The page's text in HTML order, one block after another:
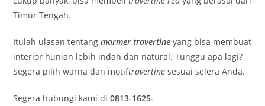
Timur Tengah.
Itulah ulasan tentangmarmer travertine yang bisa membuat
interior hunian lebih indah dan natural. Tunggu apa lagi?
Segera pilih warna dan motiftravertine sesuai selera Anda.
Segera hubungi kami di0813-1625-